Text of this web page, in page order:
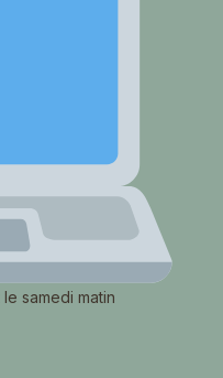
samedi matin